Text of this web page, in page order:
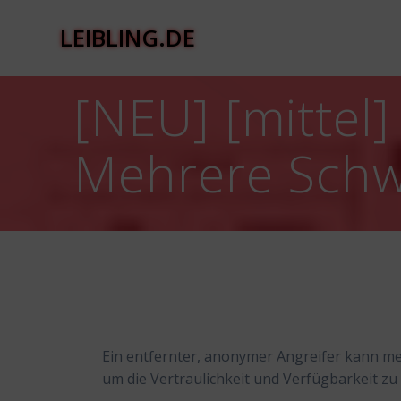
LEIBLING.DE
[NEU]
Mehrere
Ein entfernter, anonymer Angreifer kann
um die Vertraulichkeit und Verfügbarkeit